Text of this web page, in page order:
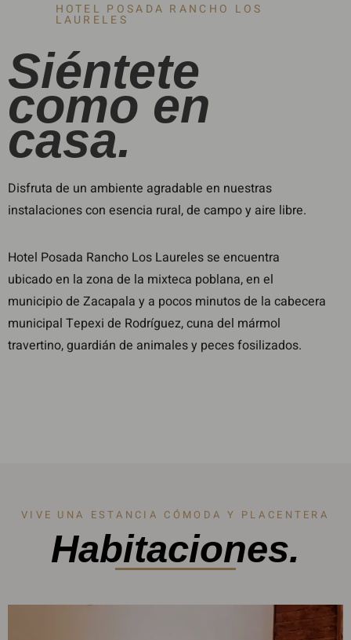
HOTEL POSADA RANCHO LOS
LAURELES
Siéntete
como en
casa.
Disfruta de un ambiente agradable en nuestras
instalaciones con esencia rural, de campo y aire libre.
Hotel Posada Rancho Los Laureles se encuentra
ubicado en la zona de la mixteca poblana, en el
municipio de Zacapala y a pocos minutos de la cabecera
municipal Tepexi de Rodríguez, cuna del mármol
travertino, guardián de animales y peces fosilizados.
VIVE UNA ESTANCIA CÓMODA Y PLACENTERA
Habitaciones.